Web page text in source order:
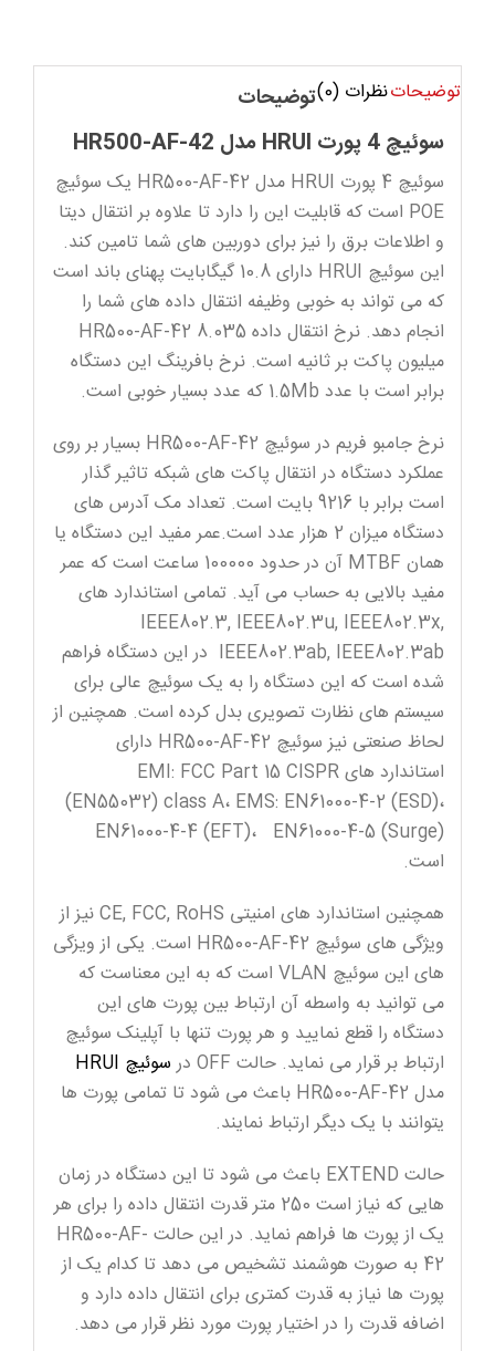
توضیحاتنظرات (0) توضیحات
سوئیچ 4 پورت HRUI مدل HR500-AF-42
سوئیچ 4 پورت HRUI مدل HR500-AF-42 یک سوئیچ
POE است که قابلیت این را دارد تا علاوه بر انتقال دیتا
و اطلاعات برق را نیز برای دوربین های شما تامین کند.
این سوئیچ HRUI دارای 10.8 گیگابایت پهنای باند است
که می تواند به خوبی وظیفه انتقال داده های شما را
انجام دهد. نرخ انتقال داده HR500-AF-42 8.035
میلیون پاکت بر ثانیه است. نرخ بافرینگ این دستگاه
برابر است با عدد 1.5Mb که عدد بسیار خوبی است.
نرخ جامبو فریم در سوئیچ HR500-AF-42 بسیار بر روی
عملکرد دستگاه در انتقال پاکت های شبکه تاثیر گذار
است برابر با 9216 بایت است. تعداد مک آدرس های
دستگاه میزان 2 هزار عدد است.عمر مفید این دستگاه یا
همان MTBF آن در حدود 100000 ساعت است که عمر
مفید بالایی به حساب می آید. تمامی استاندارد های
IEEE802.3, IEEE802.3u, IEEE802.3x,
IEEE802.3ab, IEEE802.3ab در این دستگاه فراهم
شده است که این دستگاه را به یک سوئیچ عالی برای
سیستم های نظارت تصویری بدل کرده است. همچنین از
لحاظ صنعتی نیز سوئیچ HR500-AF-42 دارای
استاندارد های EMI: FCC Part 15 CISPR
(EN55032) class A، EMS: EN61000-4-2 (ESD)،
EN61000-4-4 (EFT)، EN61000-4-5 (Surge)
است.
همچنین استاندارد های امنیتی CE, FCC, RoHS نیز از
ویژگی های سوئیچ HR500-AF-42 است. یکی از ویزگی
های این سوئیچ VLAN است که به این معناست که
می توانید به واسطه آن ارتباط بین پورت های این
دستگاه را قطع نمایید و هر پورت تنها با آپلینک سوئیچ
ارتباط بر قرار می نماید. حالت OFF در
سوئیچ HRUI
مدل HR500-AF-42 باعث می شود تا تمامی پورت ها
یتوانند با یک دیگر ارتباط نمایند.
حالت EXTEND باعث می شود تا این دستگاه در زمان
هایی که نیاز است 250 متر قدرت انتقال داده را برای هر
یک از پورت ها فراهم نماید. در این حالت HR500-AF-
42 به صورت هوشمند تشخیص می دهد تا کدام یک از
پورت ها نیاز به قدرت کمتری برای انتقال داده دارد و
اضافه قدرت را در اختیار پورت مورد نظر قرار می دهد.